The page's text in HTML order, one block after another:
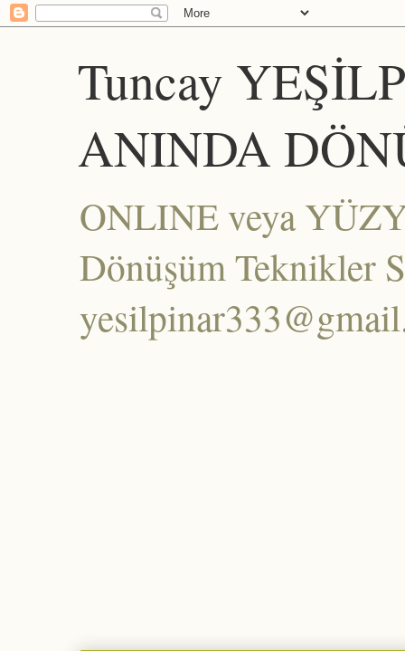
Tuncay
ANINDA
ONLINE veya
Dönüşüm Teknikler